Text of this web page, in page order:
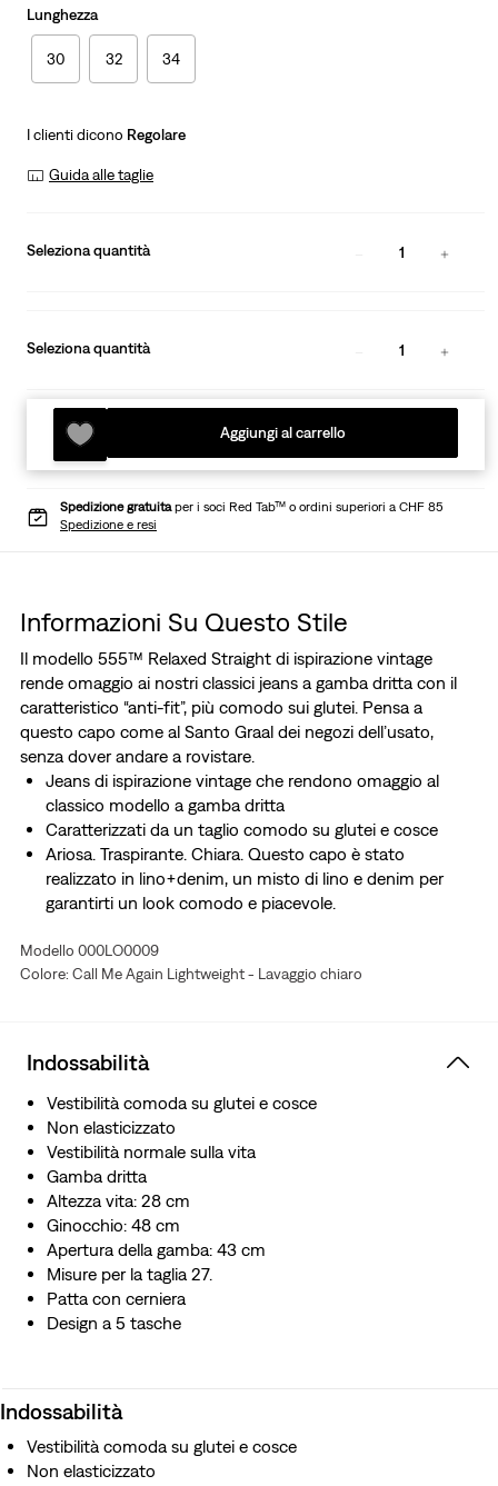
Lunghezza
30 32 34
I clienti dicono Regolare
Guida alle taglie
Seleziona quantità 1
Seleziona quantità 1
Aggiungi al carrello
Spedizione gratuitaper i soci Red Tab™ o ordini superiori a CHF 85
Spedizione e resi
Informazioni Su Questo Stile
Il modello 555™ Relaxed Straight di ispirazione vintage
rende omaggio ai nostri classici jeans a gamba dritta con il
caratteristico “anti-fit”, più comodo sui glutei. Pensa a
questo capo come al Santo Graal dei negozi dell’usato,
senza dover andare a rovistare.
Jeans di ispirazione vintage che rendono omaggio al
classico modello a gamba dritta
Caratterizzati da un taglio comodo su glutei e cosce
Ariosa. Traspirante. Chiara. Questo capo è stato
realizzato in lino+denim, un misto di lino e denim per
garantirti un look comodo e piacevole.
Risparmiare H2O: questo capo è stato realizzato
utilizzando acqua riciclata, il che ci aiuta a ridurre il nostro
Modello 000LO0009
Colore: Call Me Again Lightweight - Lavaggio chiaro
Indossabilità
Vestibilità comoda su glutei e cosce
Non elasticizzato
Vestibilità normale sulla vita
Gamba dritta
Altezza vita: 28 cm
Ginocchio: 48 cm
Apertura della gamba: 43 cm
Misure per la taglia 27.
Patta con cerniera
Design a 5 tasche
Indossabilità
Vestibilità comoda su glutei e cosce
Non elasticizzato